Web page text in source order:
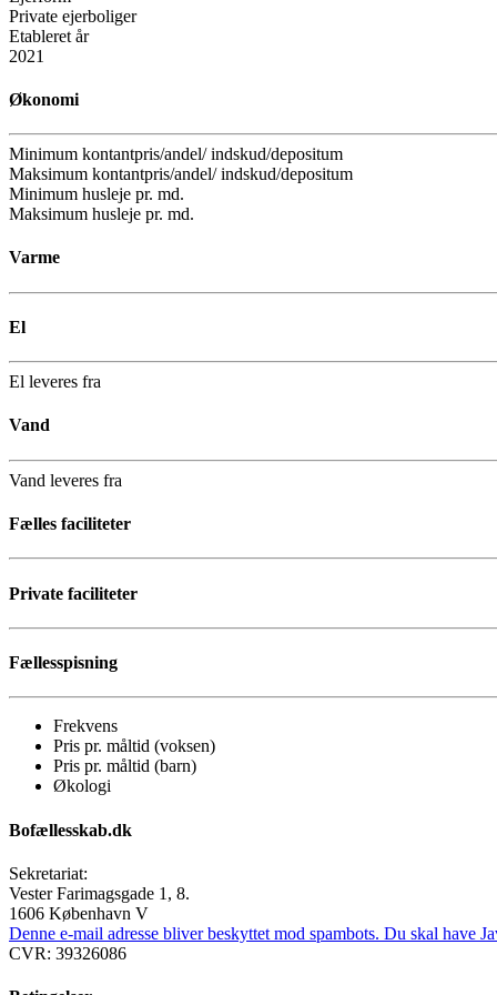
Private ejerboliger
Etableret år
2021
Økonomi
Minimum kontantpris/andel/ indskud/depositum
Maksimum kontantpris/andel/ indskud/depositum
Minimum husleje pr. md.
Maksimum husleje pr. md.
Varme
El
El leveres fra
Vand
Vand leveres fra
Fælles faciliteter
Private faciliteter
Fællesspisning
Frekvens
Pris pr. måltid (voksen)
Pris pr. måltid (barn)
Økologi
Bofællesskab.dk
Sekretariat:
Vester Farimagsgade 1, 8.
1606 København V
Denne e-mail adresse bliver beskyttet mod spambots. Du skal have
CVR: 39326086